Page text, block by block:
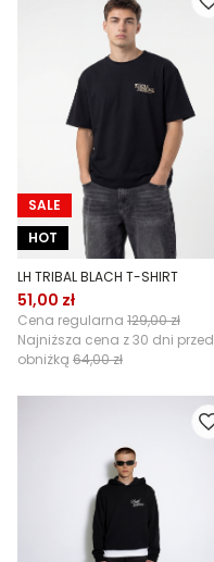
SALE
HOT
LH TRIBAL BLACH T-SHIRT
51,00 zł
Cena regularna 129,00 zł
Najniższa cena z 30 dni przed
obniżką 64,00 zł